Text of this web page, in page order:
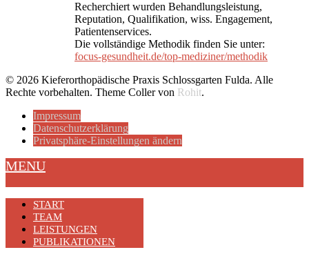
Recherchiert wurden Behandlungsleistung,
Reputation, Qualifikation, wiss. Engagement,
Patientenservices.
Die vollständige Methodik finden Sie unter:
focus-gesundheit.de/top-mediziner/methodik
© 2026 Kieferorthopädische Praxis Schlossgarten Fulda. Alle
Rechte vorbehalten. Theme Coller von Rohit.
Impressum
Datenschutzerklärung
Privatsphäre-Einstellungen ändern
MENU
START
TEAM
LEISTUNGEN
PUBLIKATIONEN